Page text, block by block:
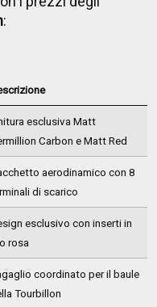
:
esclusiva Matt
Carbon e Matt Red
aerodinamico con 8
di scarico
esclusivo con inserti in
rosa
coordinato per il baule
Tourbillon